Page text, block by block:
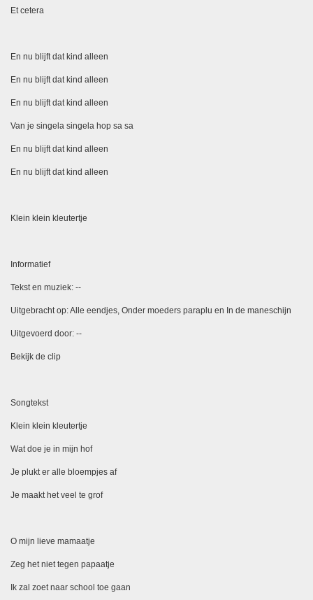
Et cetera
En nu blijft dat kind alleen
En nu blijft dat kind alleen
En nu blijft dat kind alleen
Van je singela singela hop sa sa
En nu blijft dat kind alleen
En nu blijft dat kind alleen
Klein klein kleutertje
Informatief
Tekst en muziek: --
Uitgebracht op: Alle eendjes, Onder moeders paraplu en In de maneschijn
Uitgevoerd door: --
Bekijk de clip
Songtekst
Klein klein kleutertje
Wat doe je in mijn hof
Je plukt er alle bloempjes af
Je maakt het veel te grof
O mijn lieve mamaatje
Zeg het niet tegen papaatje
Ik zal zoet naar school toe gaan